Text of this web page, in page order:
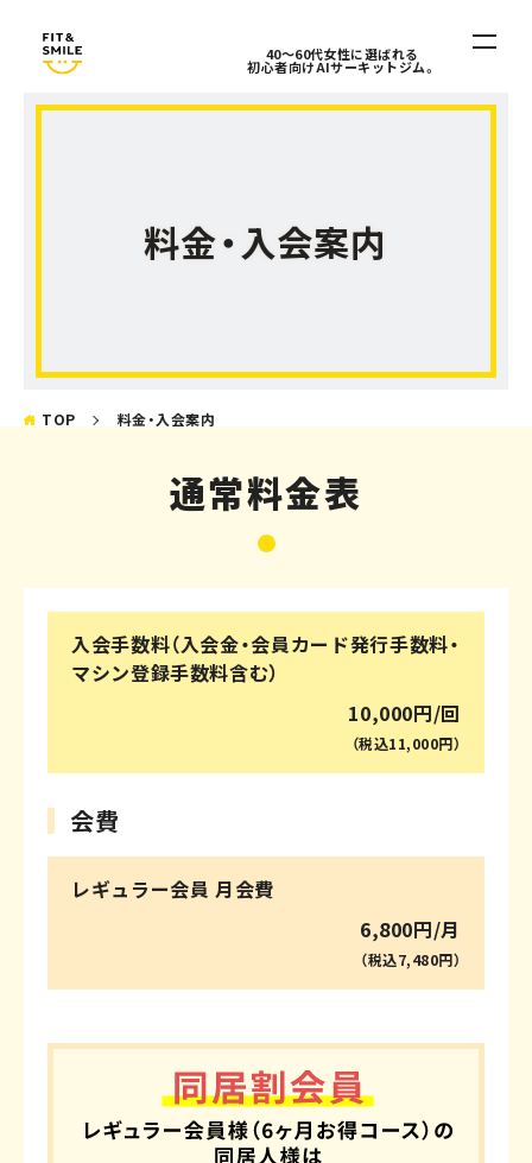
40〜60代女性に選ばれる
初心者向けAIサーキットジム。
PRICE / INFO
アクセス
NEWS
施設紹介
milon / SONIX とは
店舗情報
お問い合わせ
特定商取引法
料金・入会案内
TOP 料金・入会案内
通常料金表
入会手数料（入会金・会員カード発行手数料・
マシン登録手数料含む）
10,000円/回
（税込11,000円）
会費
レギュラー会員 月会費
6,800円/月
（税込7,480円）